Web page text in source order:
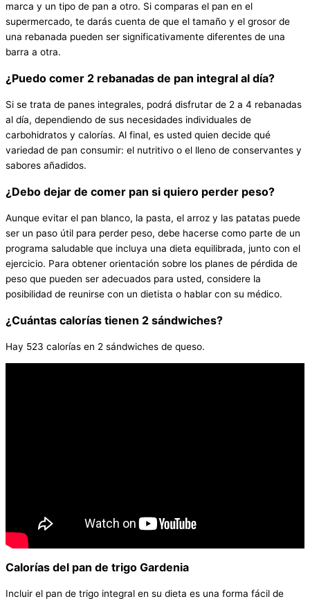
marca y un tipo de pan a otro. Si comparas el pan en el
supermercado, te darás cuenta de que el tamaño y el grosor de
una rebanada pueden ser significativamente diferentes de una
barra a otra.
¿Puedo comer 2 rebanadas de pan integral al día?
Si se trata de panes integrales, podrá disfrutar de 2 a 4 rebanadas
al día, dependiendo de sus necesidades individuales de
carbohidratos y calorías. Al final, es usted quien decide qué
variedad de pan consumir: el nutritivo o el lleno de conservantes y
sabores añadidos.
¿Debo dejar de comer pan si quiero perder peso?
Aunque evitar el pan blanco, la pasta, el arroz y las patatas puede
ser un paso útil para perder peso, debe hacerse como parte de un
programa saludable que incluya una dieta equilibrada, junto con el
ejercicio. Para obtener orientación sobre los planes de pérdida de
peso que pueden ser adecuados para usted, considere la
posibilidad de reunirse con un dietista o hablar con su médico.
¿Cuántas calorías tienen 2 sándwiches?
Hay 523 calorías en 2 sándwiches de queso.
Calorías del pan de trigo Gardenia
Incluir el pan de trigo integral en su dieta es una forma fácil de